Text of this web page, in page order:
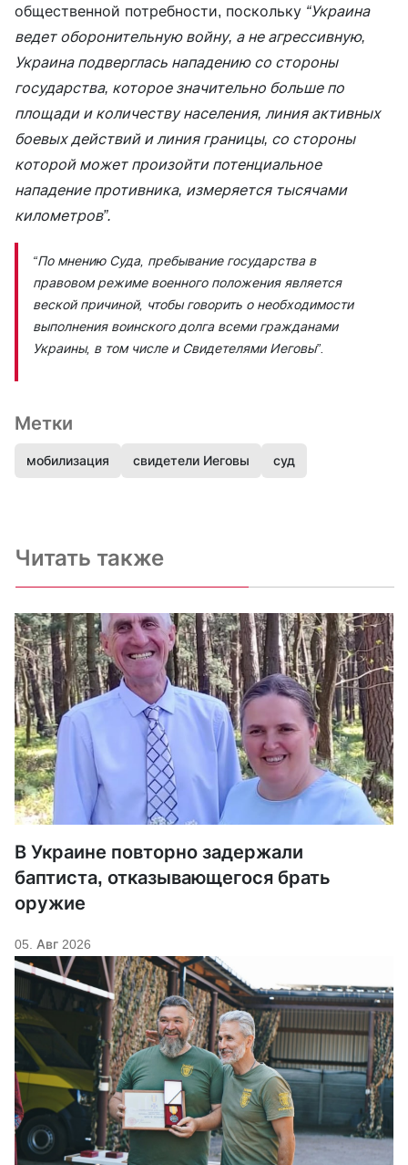
общественной потребности, поскольку “Украина
ведет оборонительную войну, а не агрессивную,
Украина подверглась нападению со стороны
государства, которое значительно больше по
площади и количеству населения, линия активных
боевых действий и линия границы, со стороны
которой может произойти потенциальное
нападение противника, измеряется тысячами
километров”.
“По мнению Суда, пребывание государства в
правовом режиме военного положения является
веской причиной, чтобы говорить о необходимости
выполнения воинского долга всеми гражданами
Украины, в том числе и Свидетелями Иеговы”.
Метки
мобилизация свидетели Иеговы суд
Читать также
В Украине повторно задержали
баптиста, отказывающегося брать
оружие
05. Авг 2026